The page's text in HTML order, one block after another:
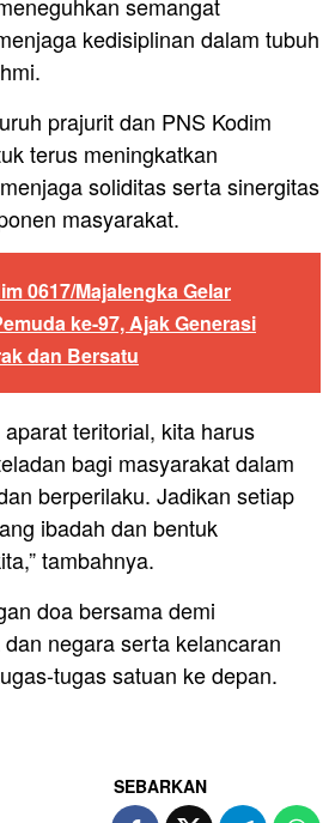
kedisiplinan dalam tubuh
prajurit dan PNS Kodim
terus meningkatkan
soliditas serta sinergitas
masyarakat.
0617/Majalengka Gelar
ke-97, Ajak Generasi
dan Bersatu
teritorial, kita harus
bagi masyarakat dalam
berperilaku. Jadikan setiap
ibadah dan bentuk
tambahnya.
doa bersama demi
negara serta kelancaran
tugas satuan ke depan.
SEBARKAN